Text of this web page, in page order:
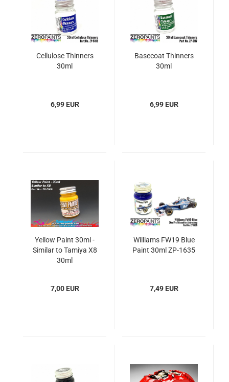
Cellulose Thinners
30ml
6,99 EUR
Basecoat Thinners
30ml
6,99 EUR
Yellow Paint 30ml -
Similar to Tamiya X8
30ml
7,00 EUR
Williams FW19 Blue
Paint 30ml ZP-1635
7,49 EUR